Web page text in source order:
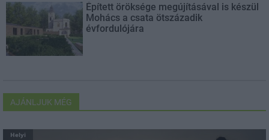
Épített öröksége megújításával is készül
Mohács a csata ötszázadik
évfordulójára
AJÁNLJUK MÉG
Helyi